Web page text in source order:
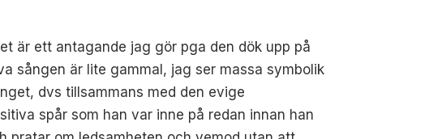
är ett antagande jag gör pga den dök upp på
sången är lite gammal, jag ser massa symbolik
dvs tillsammans med den evige
spår som han var inne på redan innan han